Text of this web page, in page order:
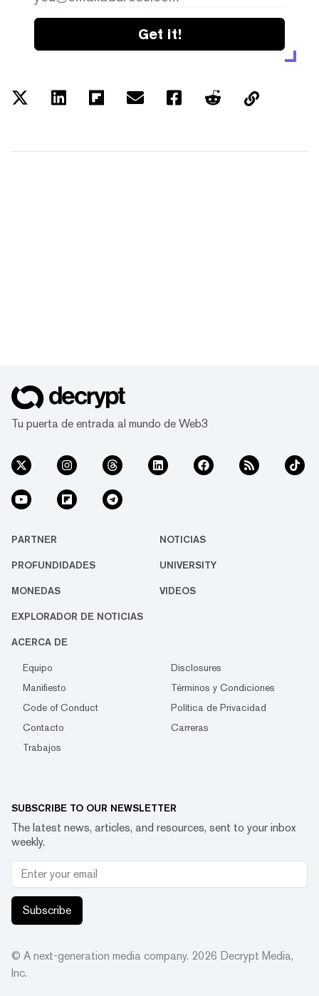
Get it!
Tu puerta de entrada al mundo de Web3
PARTNER NOTICIAS
PROFUNDIDADES UNIVERSITY
MONEDAS VIDEOS
EXPLORADOR DE NOTICIAS
ACERCA DE
Equipo
Disclosures
Manifiesto
Términos y Condiciones
Code of Conduct
Política de Privacidad
Contacto
Carreras
Trabajos
SUBSCRIBE TO OUR NEWSLETTER
The latest news, articles, and resources, sent to your inbox
weekly.
Subscribe
© A next-generation media company. 2026 Decrypt Media,
Inc.